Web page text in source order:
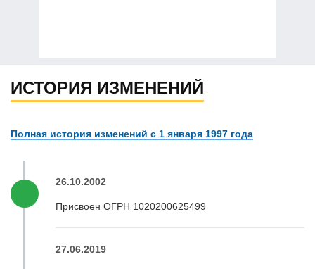
ИСТОРИЯ ИЗМЕНЕНИЙ
Полная история изменений с 1 января 1997 года
26.10.2002
Присвоен ОГРН 1020200625499
27.06.2019